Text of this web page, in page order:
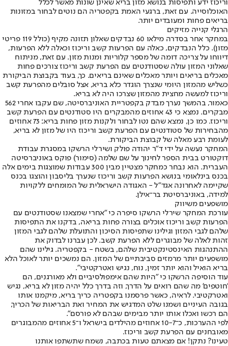
וריכוז ידע ותפיסות בנושא מזון בריא שאינן שונות מאשר לכלל
האוכלוסייה. עם זאת, ברגעי האמת בקפטריה הם נוטים לבחור במזונות
בריאים פחות ומעובדים יותר.
הרגלי קנייה מזיקים
במחקר אחר בסדרה מילאו 60 נבדקים שאלון תזונה מקיף (כולל 119 פריטי
מזון). כלל הנבדקים, כאלה עם הפרעות קשב וריכוז וכאלה ללא הפרעות,
דיווחו על צריכה דומה של מספר קלוריות ומנות מזון. עם זאת, מניתוח
שאלוני המזון עולה שסטודנטים עם הפרעת קשב וריכוז צורכים פחות
מאכלים בריאים ויותר מאכלים שאינם בריאים. כך, בעוד בקבוצת הביקורת
כשליש מהמזון היומי שנצרך הוגדר כלא בריא, אצל סובלים מהפרעת קשב
וריכוז למעשה מחצית מהמזון שצרכו היה לא בריא.
כאמור, בהמשך נערך מבדק בקפטריית האוניברסיטה, שם עקבו אחרי 562
מבקרים. נמצא כי 43 אחוזים מהמבקרים היו סטודנטים עם הפרעת קשב
וריכוז. כמו כן, נמצא שהם נטו לבחור ולקנות מזון פחות בריא: 73 אחוזים
מהבחירות של סטודנטים עם הפרעת קשב וריכוז היו של מזון לא בריא,
לעומת רבע מאלה של קבוצת הביקורת.
המחקר נעשה על ידי ד"ר יהודה פולק ושירלי הרשקו במסגרת עבודת
דוקטורט בבית הספר לחינוך על שם שלמה (סימור) פוקס באוניברסיטה
העברית. הוא נבחר כמחקר מצטיין מבין 300 עבודות שמוצגות בימים אלה
בכנס בינלאומי בנושא הפרעות קשב וריכוז שנערך בליסבון והוצגו בכנס
שקיימה לאחרונה אגד"ל - האגודה הישראלית של המומחים ללקויות
למידה, באוניברסיטת בר־אילן.
מושפעים משיווק
עורכת המחקר שירלי הרשקו סיפרה כי "אחרי שמצאנו שסטודנטים עם
הפרעות קשב וריכוז אוכלים בצורה פחות בריאה, בדקנו את התפיסות
שלהם לגבי המזון וגילינו שתפיסות הסיכון והתועלת שלהם לגבי המזון
זהות לאלה של מבוגרים ללא הפרעת קשב. לכן עברנו לבדוק את
ההתנהגות האינסטינקטיבית שלהם, בשטח - בקפטריה. גילינו שהם
מושפעים יותר מרמזים סביבתיים של המזון. הם נמשכים יותר לאוכל הלא
בריא הואיל והוא יותר זמין, נוח, נגיש ואטרקטיבי".
עוד הוסיפה הרשקו כי "היות שהם אימפולסיביים ולא מאורגנים, הם
'חוטפים' מה שהם רואים על הדרך, וזה בדרך כלל יהיה מזון לא בריא, נגיש
ואטרקטיבי. לראיה, כאשר פרסמנו בקפטריה כריך בריא, מיקמנו אותו
בגובה העיניים ושמנו שלט המדגיש את המחיר ואת הבריאות של הכריך,
הם רכשו ואכלו אותו יותר מבימים שבהם לא פורסם".
לפי ההערכות, כ־10-7 אחוזים מהילדים בישראל ו־5 אחוזים מהמבוגרים
מאובחנים עם הפרעת קשב וריכוז.
טעינו? נתקן! אם מצאתם טעות בכתבה, נשמח שתשתפו אותנו